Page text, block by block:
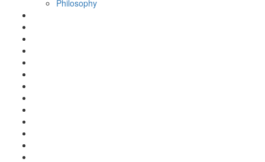
Philosophy